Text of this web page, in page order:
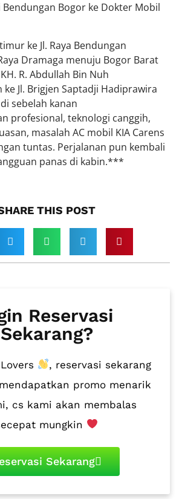
Bendungan Bogor ke Dokter Mobil
ke Jl. Raya Bendungan
Dramaga menuju Bogor Barat
R. Abdullah Bin Nuh
ke Jl. Brigjen Saptadji Hadiprawira
sebelah kanan
profesional, teknologi canggih,
masalah AC mobil KIA Carens
tuntas. Perjalanan pun kembali
panas di kabin.***
THIS POST​
Reservasi
Sekarang?
, reservasi sekarang
promo menarik
cs kami akan membalas
mungkin
Sekarang